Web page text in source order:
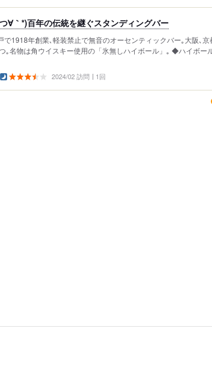
∀｀*)百年の伝統を継ぐスタンディングバー
で1918年創業､軽装禁止で無音のオーセンティックバー｡大阪､京
｡名物は角ウイスキー使用の「氷無しハイボール」｡ ◆ハイボー
2024/02 訪問 1回